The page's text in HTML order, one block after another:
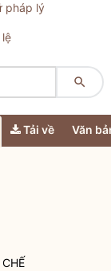
pháp lý
lệ

Tải về Văn